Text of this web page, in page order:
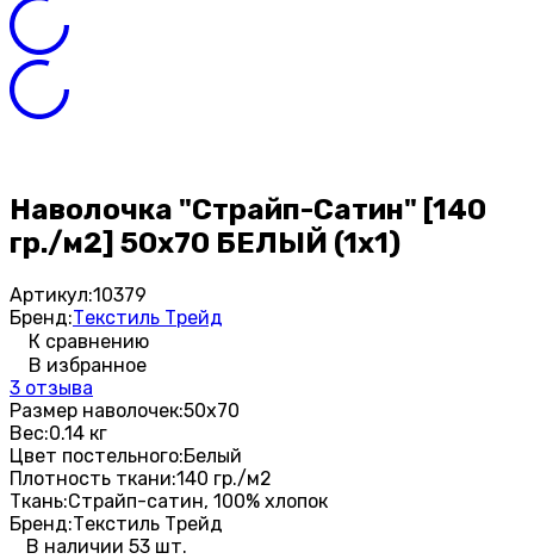
Наволочка "Страйп-Сатин" [140
гр./м2] 50х70 БЕЛЫЙ (1х1)
Артикул:10379
Бренд:Текстиль Трейд
К сравнению
В избранное
3 отзыва
Размер наволочек:50х70
Вес:0.14 кг
Цвет постельного:Белый
Плотность ткани:140 гр./м2
Ткань:Страйп-сатин, 100% хлопок
Бренд:Текстиль Трейд
В наличии 53 шт.